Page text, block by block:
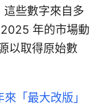
這些數字來自多
年的市場動
以取得原始數
「最大改版」